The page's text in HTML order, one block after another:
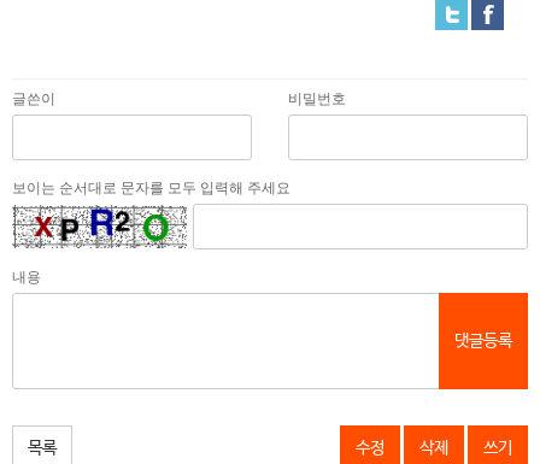
글쓴이 비밀번호
보이는 순서대로 문자를 모두 입력해 주세요
내용
댓글등록
목록 수정 삭제 쓰기